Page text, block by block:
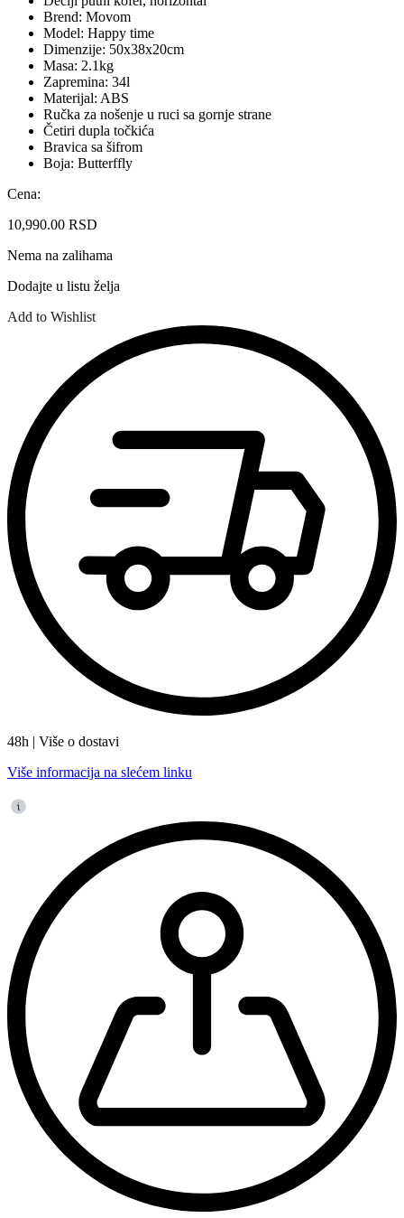
Brend: Movom
Model: Happy time
Dimenzije: 50x38x20cm
Masa: 2.1kg
Zapremina: 34l
Materijal: ABS
Ručka za nošenje u ruci sa gornje strane
Četiri dupla točkića
Bravica sa šifrom
Boja: Butterffly
Cena:
10,990.00 RSD
Nema na zalihama
Dodajte u listu želja
Add to Wishlist
48h | Više o dostavi
Više informacija na slećem linku